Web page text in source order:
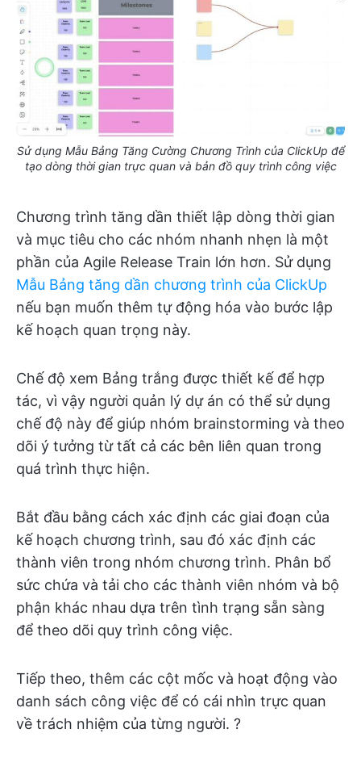
Sử dụng Mẫu Bảng Tăng Cường Chương Trình của ClickUp để
tạo dòng thời gian trực quan và bản đồ quy trình công việc
Chương trình tăng dần thiết lập dòng thời gian
và mục tiêu cho các nhóm nhanh nhẹn là một
phần của Agile Release Train lớn hơn. Sử dụng
Mẫu Bảng tăng dần chương trình của ClickUp
nếu bạn muốn thêm tự động hóa vào bước lập
kế hoạch quan trọng này.
Chế độ xem Bảng trắng được thiết kế để hợp
tác, vì vậy người quản lý dự án có thể sử dụng
chế độ này để giúp nhóm brainstorming và theo
dõi ý tưởng từ tất cả các bên liên quan trong
quá trình thực hiện.
Bắt đầu bằng cách xác định các giai đoạn của
kế hoạch chương trình, sau đó xác định các
thành viên trong nhóm chương trình. Phân bổ
sức chứa và tải cho các thành viên nhóm và bộ
phận khác nhau dựa trên tình trạng sẵn sàng
để theo dõi quy trình công việc.
Tiếp theo, thêm các cột mốc và hoạt động vào
danh sách công việc để có cái nhìn trực quan
về trách nhiệm của từng người. ?️